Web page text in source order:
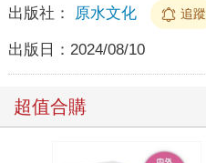
出版社： 原水文化 追蹤
出版日： 2024/08/10
超值合購